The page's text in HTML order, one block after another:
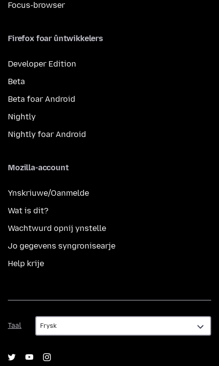
Focus-browser
Firefox foar ûntwikkelers
Developer Edition
Beta
Beta foar Android
Nightly
Nightly foar Android
Mozilla-account
Ynskriuwe/Oanmelde
Wat is dit?
Wachtwurd opnij ynstelle
Jo gegevens syngronisearje
Help krije
Taal
Taal